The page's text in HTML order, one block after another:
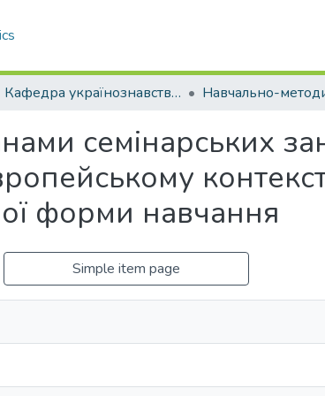
Кафедра українознавства та загальної мовної підготовки (Кафедра У та ЗМП)
семінарських
форми навчання
Simple item page